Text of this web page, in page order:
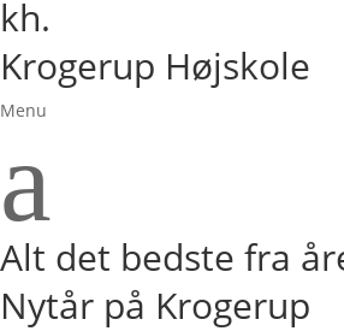
kh.
Krogerup Højskole
Menu
a
Alt det bedste fra
Nytår på Krogerup